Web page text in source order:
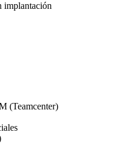
implantación
(Teamcenter)